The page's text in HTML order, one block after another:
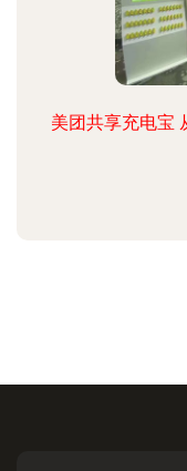
美团共享充电宝